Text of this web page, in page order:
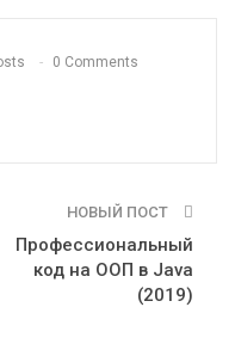
0 Comments
НОВЫЙ ПОСТ
Профессиональный
код на ООП в Java
(2019)